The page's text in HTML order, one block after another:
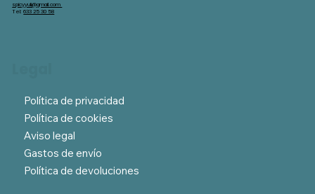
Política de privacidad
Política de cookies
Aviso legal
Gastos de envío
Política de devoluciones
spicyyuli@gmail.com
Tel:633 25 30 58